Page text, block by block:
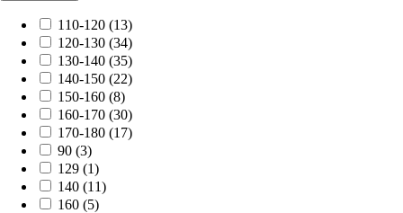
110-120 (13)
120-130 (34)
130-140 (35)
140-150 (22)
150-160 (8)
160-170 (30)
170-180 (17)
90 (3)
129 (1)
140 (11)
160 (5)